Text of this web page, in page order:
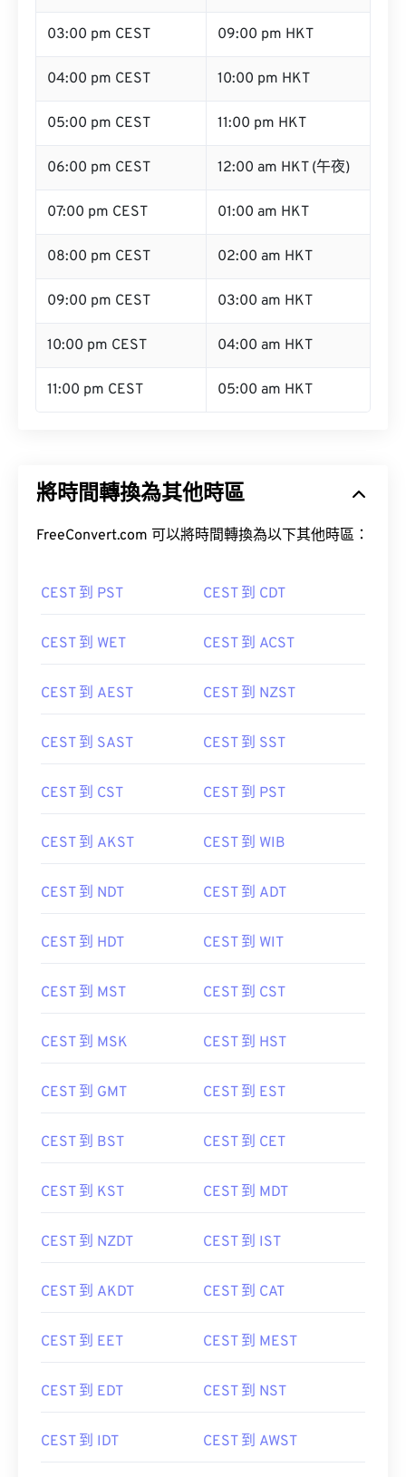
03:00 pm CEST 09:00 pm HKT
04:00 pm CEST 10:00 pm HKT
05:00 pm CEST 11:00 pm HKT
06:00 pm CEST 12:00 am HKT (午夜)
07:00 pm CEST 01:00 am HKT
08:00 pm CEST 02:00 am HKT
09:00 pm CEST 03:00 am HKT
10:00 pm CEST 04:00 am HKT
11:00 pm CEST 05:00 am HKT
將時間轉換為其他時區
FreeConvert.com 可以將時間轉換為以下其他時區：
CEST 到 PST CEST 到 CDT
CEST 到 WET CEST 到 ACST
CEST 到 AEST CEST 到 NZST
CEST 到 SAST CEST 到 SST
CEST 到 CST CEST 到 PST
CEST 到 AKST CEST 到 WIB
CEST 到 NDT CEST 到 ADT
CEST 到 HDT CEST 到 WIT
CEST 到 MST CEST 到 CST
CEST 到 MSK CEST 到 HST
CEST 到 GMT CEST 到 EST
CEST 到 BST CEST 到 CET
CEST 到 KST CEST 到 MDT
CEST 到 NZDT CEST 到 IST
CEST 到 AKDT CEST 到 CAT
CEST 到 EET CEST 到 MEST
CEST 到 EDT CEST 到 NST
CEST 到 IDT CEST 到 AWST